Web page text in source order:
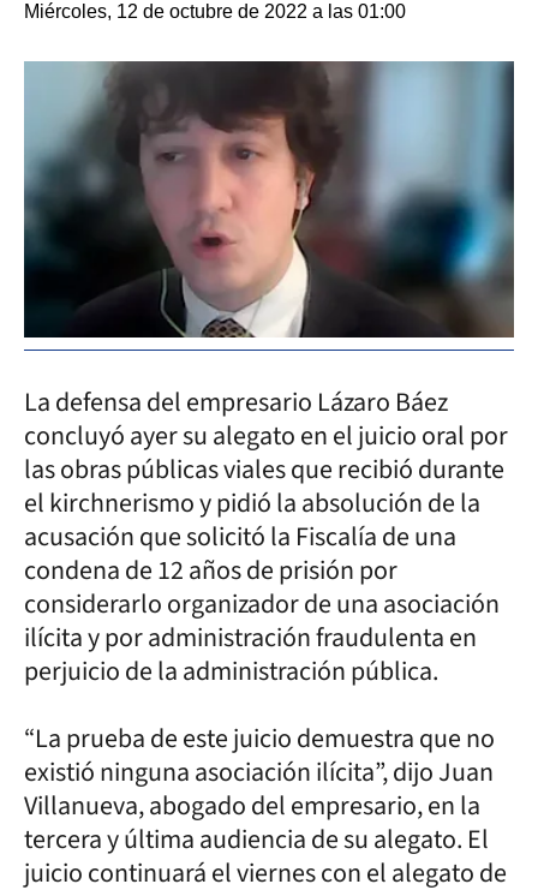
Miércoles, 12 de octubre de 2022 a las 01:00
La defensa del empresario Lázaro Báez
concluyó ayer su alegato en el juicio oral por
las obras públicas viales que recibió durante
el kirchnerismo y pidió la absolución de la
acusación que solicitó la Fiscalía de una
condena de 12 años de prisión por
considerarlo organizador de una asociación
ilícita y por administración fraudulenta en
perjuicio de la administración pública.
“La prueba de este juicio demuestra que no
existió ninguna asociación ilícita”, dijo Juan
Villanueva, abogado del empresario, en la
tercera y última audiencia de su alegato. El
juicio continuará el viernes con el alegato de